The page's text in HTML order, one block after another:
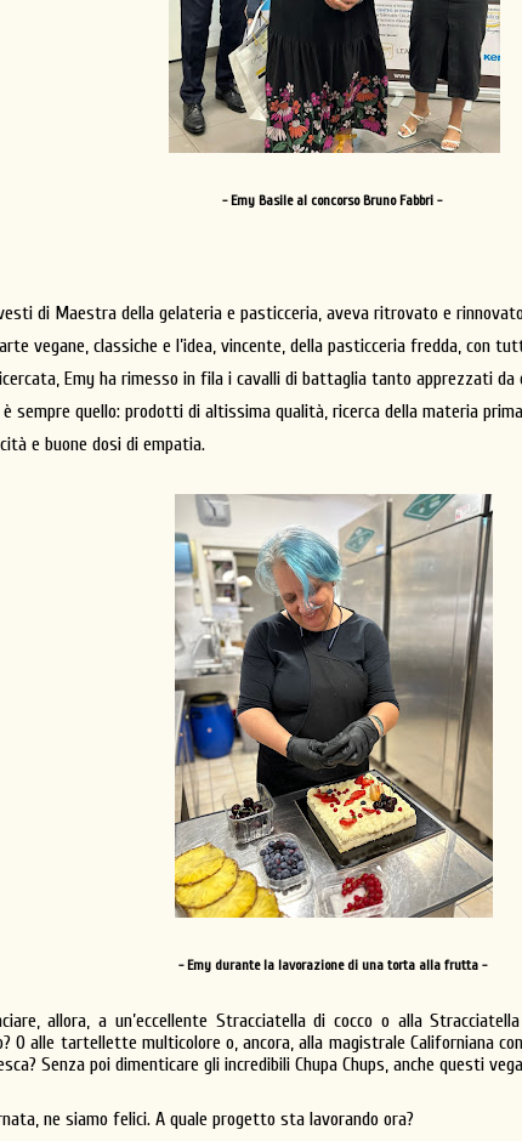
- Emy Basile al concorso Bruno Fabbri -
di Maestra della gelateria e pasticceria, aveva ritrovato e
vegane, classiche e l’idea, vincente, della pasticceria fredda, con
Emy ha rimesso in fila i cavalli di battaglia tanto apprezzati da
sempre quello: prodotti di altissima qualità, ricerca della materia
e buone dosi di empatia.
- Emy durante la lavorazione di una torta alla frutta -
allora, a un’eccellente Stracciatella di cocco o alla
O alle tartellette multicolore o, ancora, alla magistrale Californiana
Senza poi dimenticare gli incredibili Chupa Chups, anche questi
ne siamo felici. A quale progetto sta lavorando ora?